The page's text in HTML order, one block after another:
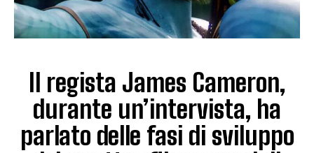
Il regista James Cameron,
durante un’intervista, ha
parlato delle fasi di sviluppo